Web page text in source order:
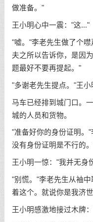
做准备。"
王小明心中一震："这..."
"嘘。"李老先生做了个
夫之所以告诉你，是因
题最好不要再提起。"
"多谢老先生提点。"王小
马车已经排到城门口。
城的人员和货物。
"准备好你的身份证明。"
没有身份证明是不行的
王小明一惊："我并无身
"别慌。"李老先生从袖
着这个。就说你是我济
王小明感激地接过木牌